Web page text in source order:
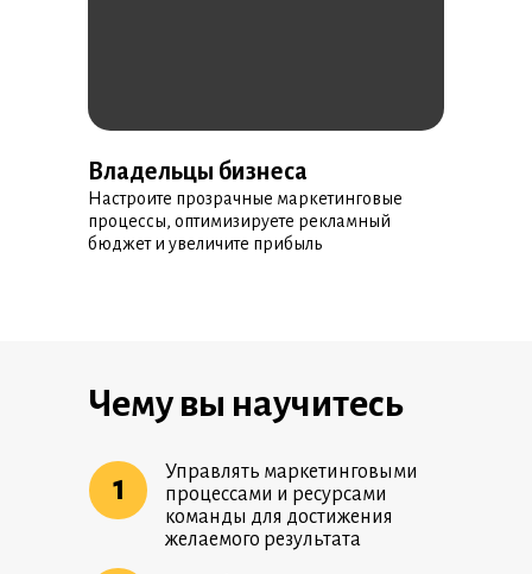
Владельцы бизнеса
Настроите прозрачные маркетинговые
процессы, оптимизируете рекламный
бюджет и увеличите прибыль
Чему вы научитесь
Управлять маркетинговыми
процессами и ресурсами
команды для достижения
желаемого результата
1